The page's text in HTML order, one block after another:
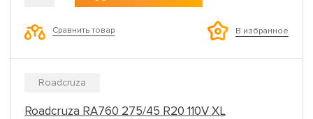
Сравнить товар В избранное
Roadcruza
Roadcruza RA760 275/45 R20 110V XL